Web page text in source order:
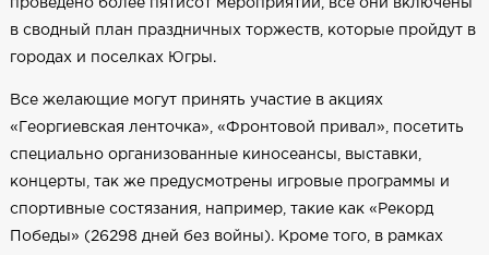
проведено более пятисот мероприятий, все они включены
в сводный план праздничных торжеств, которые пройдут в
городах и поселках Югры.
Все желающие могут принять участие в акциях
«Георгиевская ленточка», «Фронтовой привал», посетить
специально организованные киносеансы, выставки,
концерты, так же предусмотрены игровые программы и
спортивные состязания, например, такие как «Рекорд
Победы» (26298 дней без войны). Кроме того, в рамках